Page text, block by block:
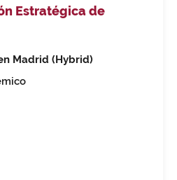
Estratégica de
Madrid (Hybrid)